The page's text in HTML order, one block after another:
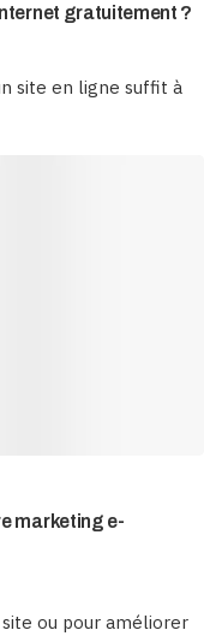
gratuitement ?
site en ligne suffit à
marketing e-
ou pour améliorer